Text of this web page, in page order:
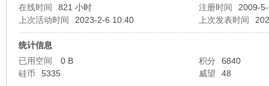
在线时间
821 小时 注册时间
2009-
上次活动时间
2023-2-6 10:40 上次发表时间
统计信息
已用空间
0 B 积分
6840
硅币
5335 威望 48